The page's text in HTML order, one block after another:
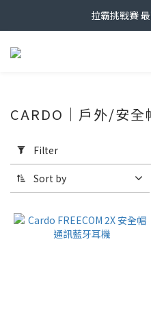
拉霸挑戰賽
Filter
(0/20)
Range
CARDO｜戶外/安全
Filter
Sort by